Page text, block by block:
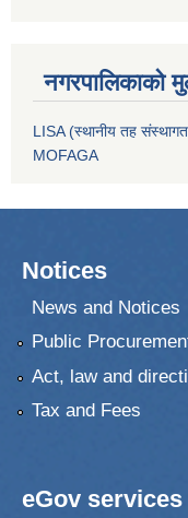
नगरपालिकाको
LISA (स्थानीय तह
MOFAGA
Notices
News and Notices
Public
Act, law and
Tax and Fees
eGov services